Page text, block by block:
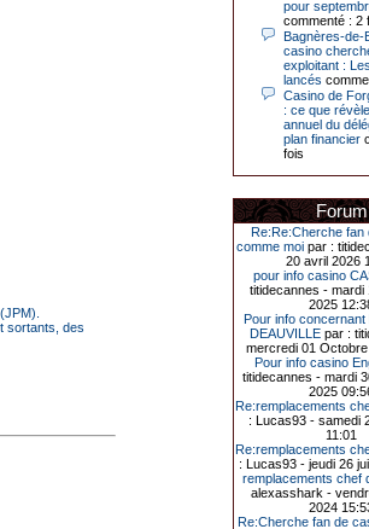
sortants, des
de 20 ans dans
31-03-2026|
Série de jackpots au
Gujan-Mestras : ce
été fructueux pour
joueurs. D’abord avec
initiale de 5,28 €. Puis
jours plus tard, le
un joueur a décroché
sur une autre
Enfin, troisième et
record cette fois-ci, le
mars dernier. Quelque
euros ont été
d’Ultimate Texas
grâce à une mise de
case bonus et une
royale. Ces gains ont
dans un communiqué
casino ce lundi 30
11-01-2026|
Dimanche 11 janvier,
cliente retraitée de 78
pour
commenté : 2
Bagnères-de-
casino
exploitant :
lancés
Casino de
: ce que
annuel du
plan financier
fois
Forum
Re:Re:Cherche fan
comme moi par :
20 avril 2026
pour info casino
titidecannes - mardi
2025
Pour info concernant
DEAUVILLE par :
mercredi 01
Pour info casino
titidecannes - mardi
2025
Re:remplacements
: Lucas93 - samedi
11:01
Re:remplacements
: Lucas93 - jeudi 26
remplacements chef
alexasshark -
2024
Re:Cherche fan de